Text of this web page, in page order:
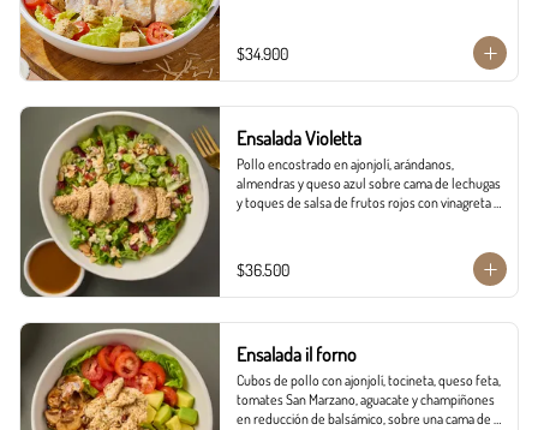
$34.900
Ensalada Violetta
Pollo encostrado en ajonjolí, arándanos,
almendras y queso azul sobre cama de lechugas
y toques de salsa de frutos rojos con vinagreta
$36.500
Ensalada il forno
Cubos de pollo con ajonjolí, tocineta, queso feta,
tomates San Marzano, aguacate y champiñones
en reducción de balsámico, sobre una cama de